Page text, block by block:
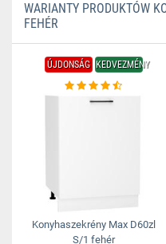
WARIANTY PRODUKTÓW
FEHÉR
ÚJDONSÁG KEDVEZMÉNY
Konyhaszekrény Max D60zl
S/1 fehér